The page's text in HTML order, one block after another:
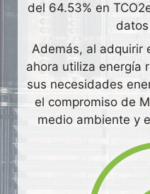
del 64.53% en
Además, al adquirir
ahora utiliza energía
sus necesidades
el compromiso de
medio ambiente y